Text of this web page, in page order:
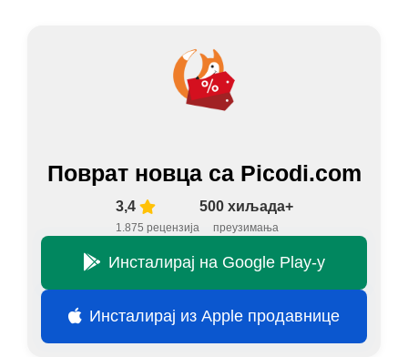
Поврат новца са Picodi.com
3,4
1.875 рецензија
500 хиљада+
преузимања
Инсталирај на Google Play-у
Инсталирај из Apple продавнице